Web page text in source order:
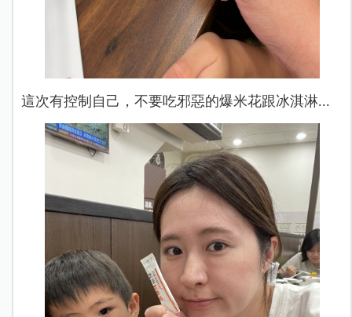
這次有控制自己，不要吃邪惡的爆米花跟冰淇淋...